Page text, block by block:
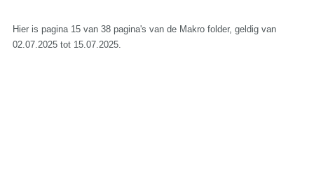
Hier is pagina 15 van 38 pagina's van de Makro folder, geldig van
02.07.2025 tot 15.07.2025.